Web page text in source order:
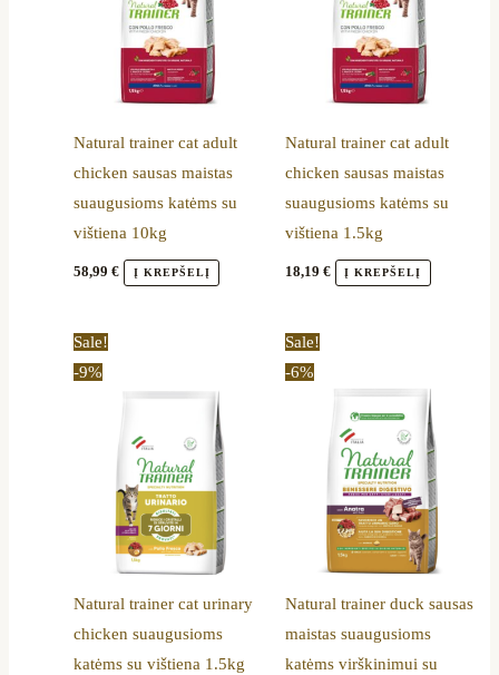
Natural trainer cat adult
chicken sausas maistas
suaugusioms katėms su
vištiena 10kg
58,99€ Į KREPŠELĮ
Natural trainer cat adult
chicken sausas maistas
suaugusioms katėms su
vištiena 1.5kg
18,19 € Į KREPŠELĮ
Sale!
-9%
Natural trainer cat urinary
chicken suaugusioms
katėms su vištiena 1.5kg
21,99 €.19,99 €.
Sale!
-6%
Natural trainer duck sausas
maistas suaugusioms
katėms virškinimui su
21,99 €.20,59 €.